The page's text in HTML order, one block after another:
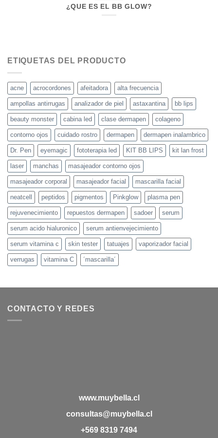
¿QUE ES EL BB GLOW?
ETIQUETAS DEL PRODUCTO
acne acrocordones afeitadora alta frecuencia
ampollas antirrugas analizador de piel astaxantina bb lips
beauty monster cabina led clase dermapen colageno
contorno ojos cuidado rostro dermapen dermapen inalambrico
Dr. Pen eyemagic fototerapia led KIT BB LIPS kit lan frost
laser manchas masajeador contorno ojos
masajeador corporal masajeador facial mascarilla facial
neatcell peptidos pigmentos Pinkglow plasma pen
rejuvenecimiento repuestos dermapen sadoer serum
serum acido hialuronico serum antienvejecimiento
serum vitamina c skin tester tatuajes vaporizador facial
verrugas vitamina C ´mascarilla´
CONTACTO Y REDES
www.muybella.cl
consultas@muybella.cl
+569 8319 7494